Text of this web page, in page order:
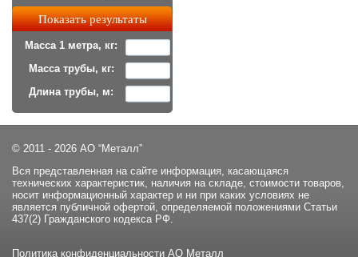
Масса 1 метра, кг:
Масса трубы, кг:
Длина трубы, м:
© 2011 - 2026 АО “Металл”
Вся представленная на сайте информация, касающаяся
технических характеристик, наличия на складе, стоимости товаров,
носит информационный характер и ни при каких условиях не
является публичной офертой, определяемой положениями Статьи
437(2) Гражданского кодекса РФ.
Политика конфиденциальности АО Металл